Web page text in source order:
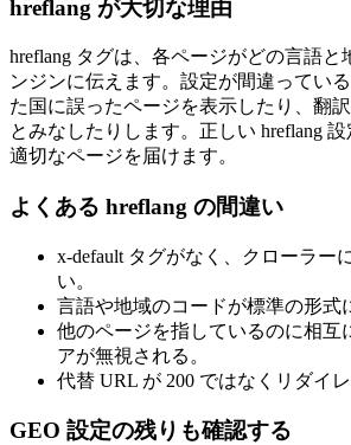
hreflang が大切な理由
hreflang タグは、各ページがどの言語と
ンジンに伝えます。設定が間違ってい
た国に誤ったページを表示したり、翻
とみなしたりします。正しい hreflang
適切なページを届けます。
よくある hreflang の間違い
x-default タグがなく、クローラー
い。
言語や地域のコードが標準の形式
他のページを指しているのに相互
アが無視される。
代替 URL が 200 ではなくリダイレ
GEO 設定の残りも確認する